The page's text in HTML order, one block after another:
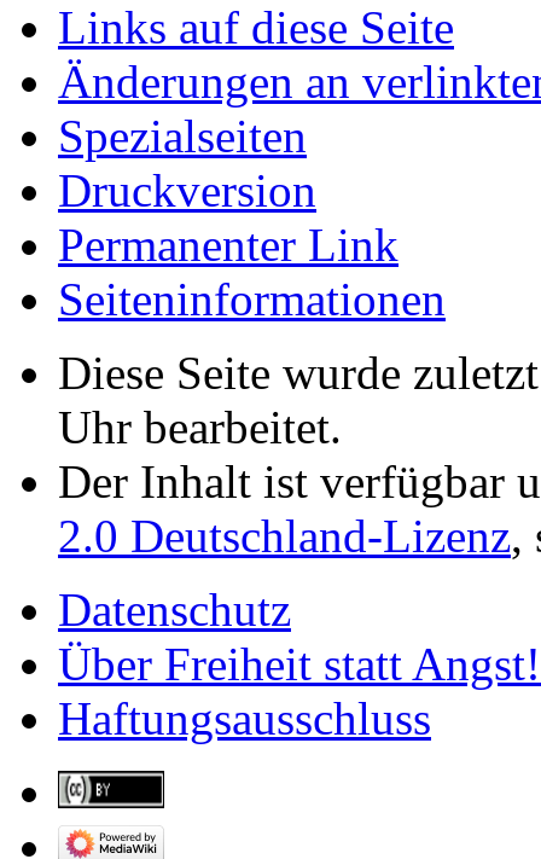
Links auf diese Seite
Änderungen an
Spezialseiten
Druckversion
Permanenter Link
Seiten­­informationen
Diese Seite wurde
Uhr bearbeitet.
Der Inhalt ist verfügbar
2.0 Deutschland-Lizenz,
Datenschutz
Über Freiheit statt Angst!
Haftungsausschluss